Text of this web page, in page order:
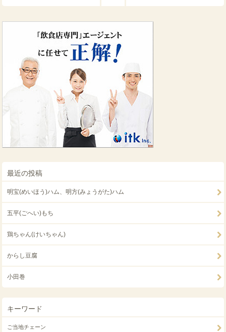
最近の投稿
明宝(めいほう)ハム、明方(みょうがた)ハム
五平(ごへい)もち
鶏ちゃん(けいちゃん)
からし豆腐
小田巻
キーワード
ご当地チェーン